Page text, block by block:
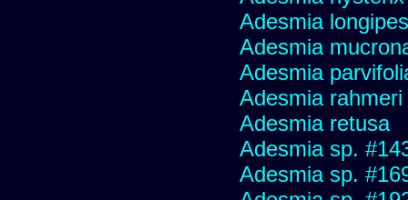
Adesmia
Adesmia
Adesmia
Adesmia rahmeri
Adesmia retusa
Adesmia sp.
Adesmia sp.